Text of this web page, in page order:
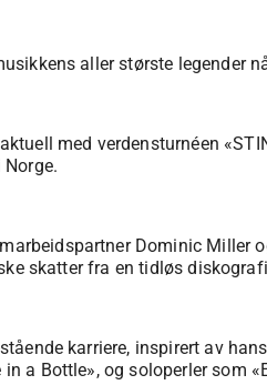
aller største legender
med verdensturnéen
Dominic Miller
skatter fra en tidløs
karriere, inspirert av
a Bottle», og soloperler som